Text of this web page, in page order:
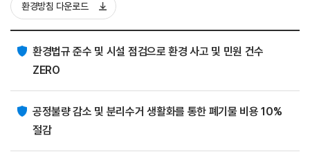
환경방침 다운로드
환경법규 준수 및 시설 점검으로 환경 사고 및 민원 건수
ZERO
공정불량 감소 및 분리수거 생활화를 통한 폐기물 비용 10%
절감